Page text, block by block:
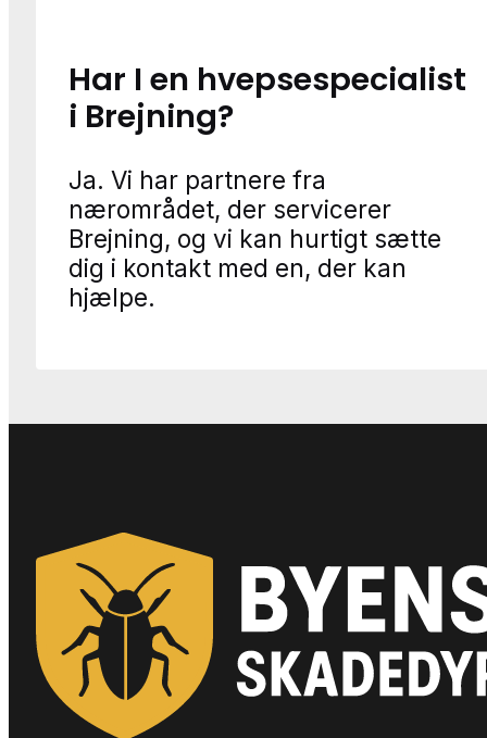
Har I en hvepsespecialist
i Brejning?
Ja. Vi har partnere fra
nærområdet, der servicerer
Brejning, og vi kan hurtigt sætte
dig i kontakt med en, der kan
hjælpe.